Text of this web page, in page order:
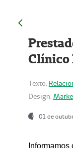
Clínico
Texto:
Design:
01 de